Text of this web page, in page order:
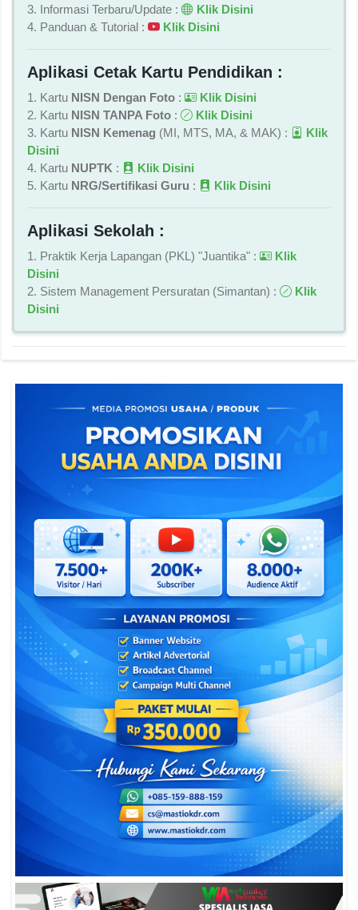
3. Informasi Terbaru/Update :
Klik Disini
4. Panduan & Tutorial :
Klik Disini
Aplikasi Cetak Kartu Pendidikan :
1. Kartu NISN Dengan Foto :
Klik Disini
2. Kartu NISN TANPA Foto :
Klik Disini
3. Kartu NISN Kemenag (MI, MTS, MA, & MAK) :
Klik
Disini
4. Kartu NUPTK :
Klik Disini
5. Kartu NRG/Sertifikasi Guru : Klik Disini
Aplikasi Sekolah :
1. Praktik Kerja Lapangan (PKL) "Juantika" :
Klik
Disini
2. Sistem Management Persuratan (Simantan) :
Klik
Disini